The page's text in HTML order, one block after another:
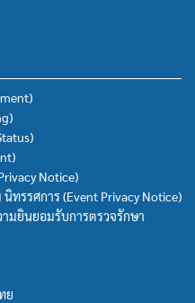
Notice)
ทรรศการ (Event Privacy Notice)
มยินยอมรับการตรวจรักษา
ย